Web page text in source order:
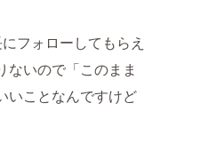
フォローしてもらえ
ないので「このまま
いことなんですけど